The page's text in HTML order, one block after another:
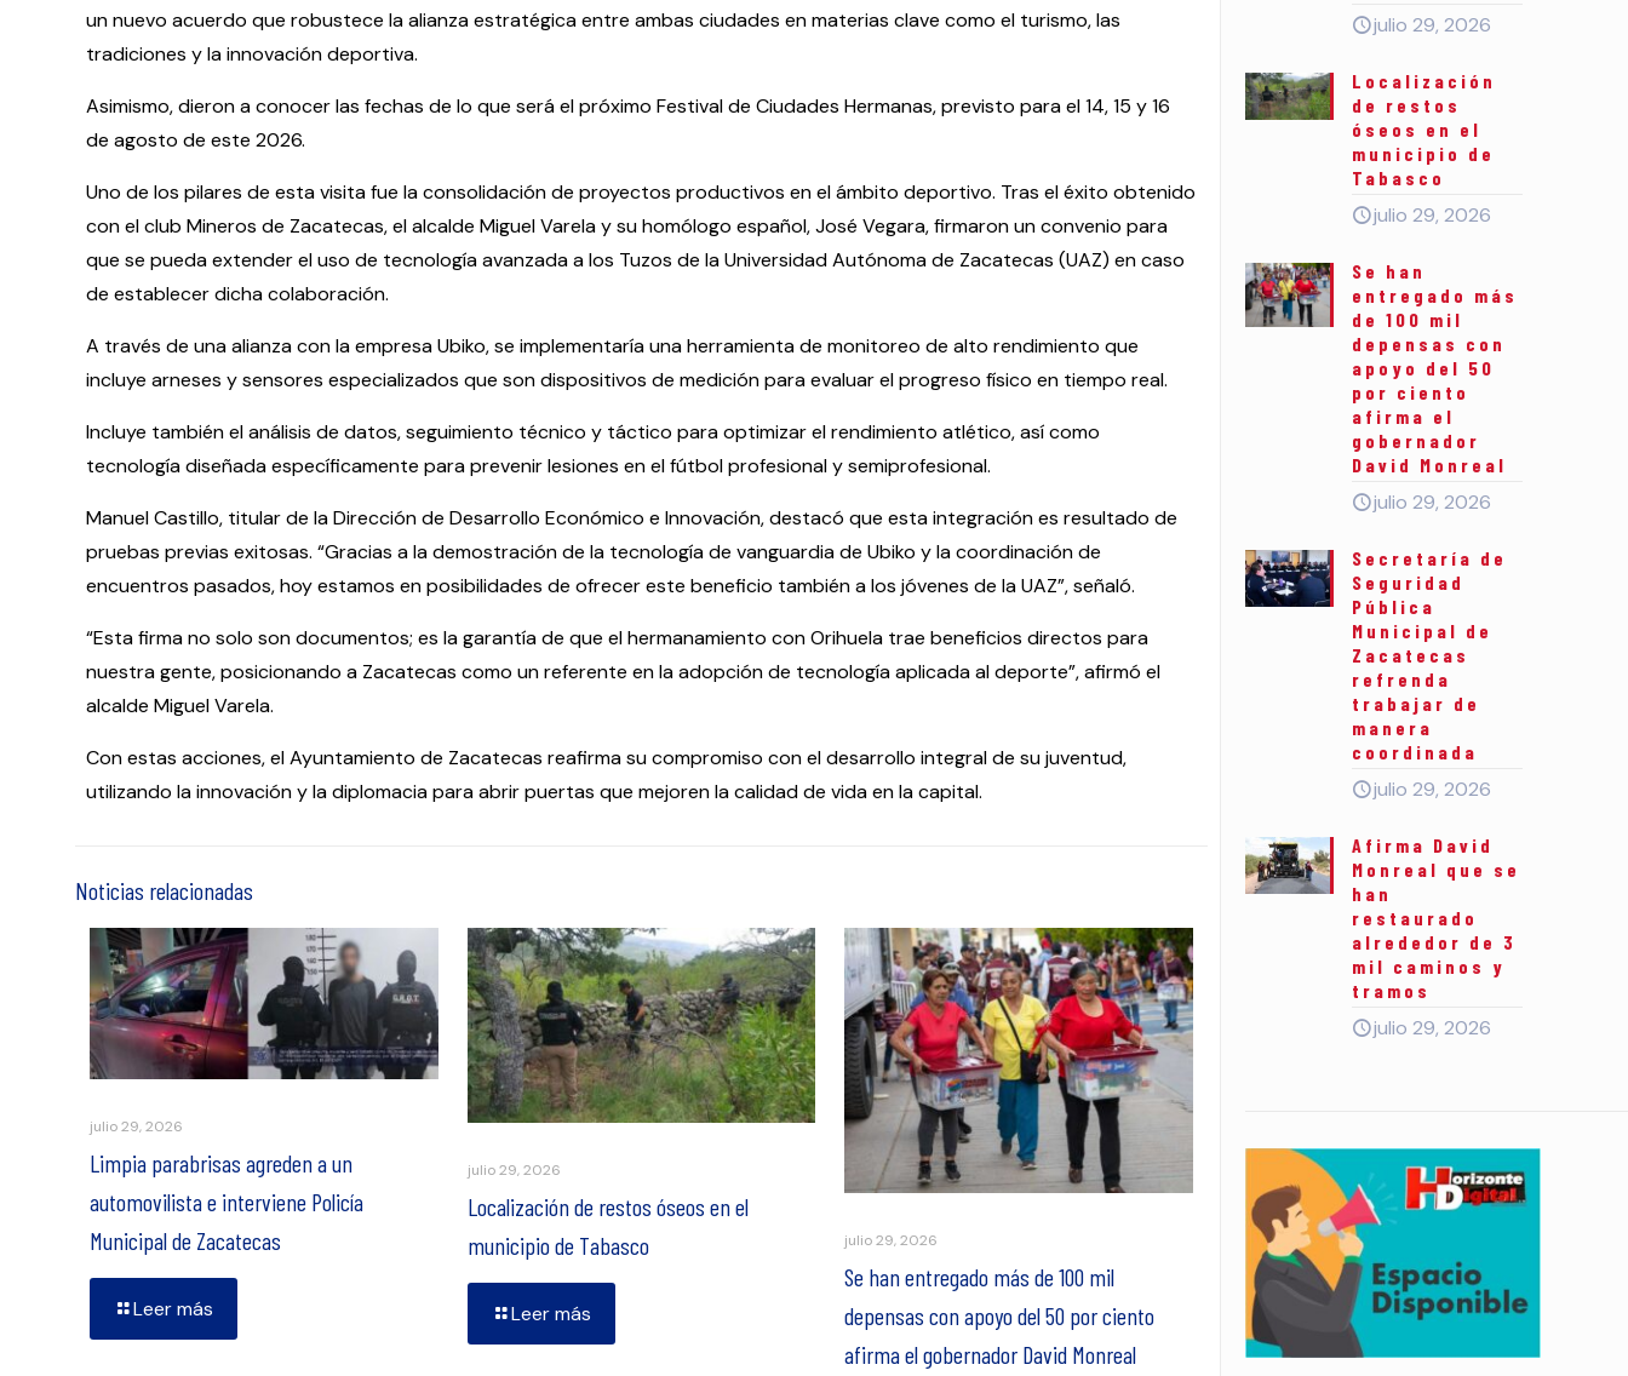
un nuevo acuerdo que robustece la alianza estratégica entre ambas ciudades en materias clave como el turismo, las
tradiciones y la innovación deportiva.
Asimismo, dieron a conocer las fechas de lo que será el próximo Festival de Ciudades Hermanas, previsto para el 14, 15 y 16
de agosto de este 2026.
Uno de los pilares de esta visita fue la consolidación de proyectos productivos en el ámbito deportivo. Tras el éxito obtenido
con el club Mineros de Zacatecas, el alcalde Miguel Varela y su homólogo español, José Vegara, firmaron un convenio para
que se pueda extender el uso de tecnología avanzada a los Tuzos de la Universidad Autónoma de Zacatecas (UAZ) en caso
de establecer dicha colaboración.
A través de una alianza con la empresa Ubiko, se implementaría una herramienta de monitoreo de alto rendimiento que
incluye arneses y sensores especializados que son dispositivos de medición para evaluar el progreso físico en tiempo real.
Incluye también el análisis de datos, seguimiento técnico y táctico para optimizar el rendimiento atlético, así como
tecnología diseñada específicamente para prevenir lesiones en el fútbol profesional y semiprofesional.
Manuel Castillo, titular de la Dirección de Desarrollo Económico e Innovación, destacó que esta integración es resultado de
pruebas previas exitosas. “Gracias a la demostración de la tecnología de vanguardia de Ubiko y la coordinación de
encuentros pasados, hoy estamos en posibilidades de ofrecer este beneficio también a los jóvenes de la UAZ”, señaló.
“Esta firma no solo son documentos; es la garantía de que el hermanamiento con Orihuela trae beneficios directos para
nuestra gente, posicionando a Zacatecas como un referente en la adopción de tecnología aplicada al deporte”, afirmó el
alcalde Miguel Varela.
Con estas acciones, el Ayuntamiento de Zacatecas reafirma su compromiso con el desarrollo integral de su juventud,
utilizando la innovación y la diplomacia para abrir puertas que mejoren la calidad de vida en la capital.
Noticias relacionadas
julio 29, 2026
Limpia parabrisas agreden a un
automovilista e interviene Policía
Municipal de Zacatecas
Leer más
julio 29, 2026
Localización de restos óseos en el
municipio de Tabasco
Leer más
julio 29, 2026
Se han entregado más de 100 mil
depensas con apoyo del 50 por ciento
afirma el gobernador David Monreal
julio 29, 2026
Localización
de restos
óseos en el
municipio de
Tabasco
julio 29, 2026
Se han
entregado más
de 100 mil
depensas con
apoyo del 50
por ciento
afirma el
gobernador
David Monreal
julio 29, 2026
Secretaría de
Seguridad
Pública
Municipal de
Zacatecas
refrenda
trabajar de
manera
coordinada
julio 29, 2026
Afirma David
Monreal que se
han
restaurado
alrededor de 3
mil caminos y
tramos
julio 29, 2026